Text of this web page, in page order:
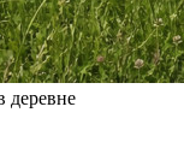
деревне